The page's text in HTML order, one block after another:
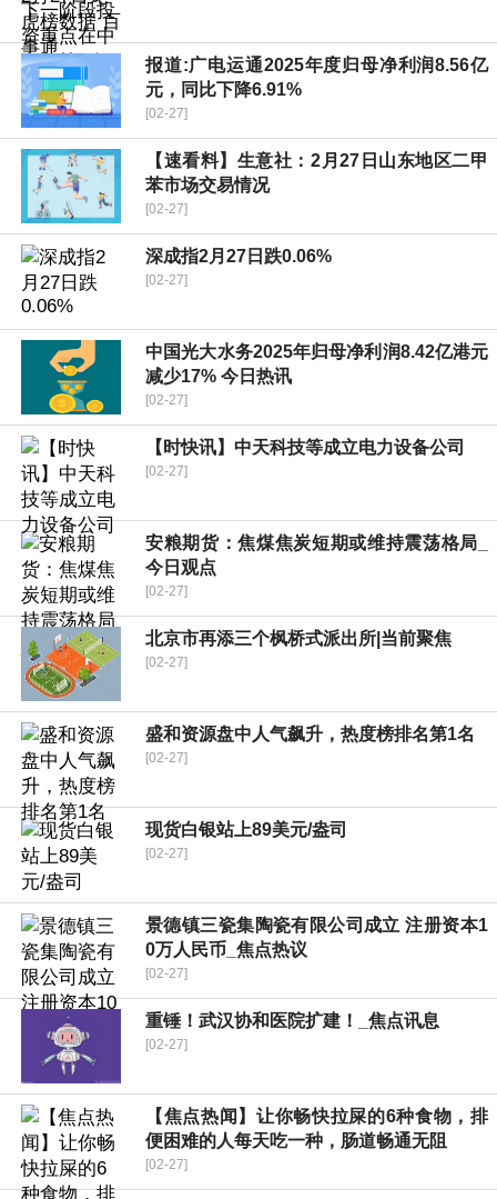
报道:广电运通2025年度归母净利润8.56亿
元，同比下降6.91%
[02-27]
【速看料】生意社：2月27日山东地区二甲
苯市场交易情况
[02-27]
深成指2月27日跌0.06%
[02-27]
中国光大水务2025年归母净利润8.42亿港元
减少17% 今日热讯
[02-27]
【时快讯】中天科技等成立电力设备公司
[02-27]
安粮期货：焦煤焦炭短期或维持震荡格局_
今日观点
[02-27]
北京市再添三个枫桥式派出所|当前聚焦
[02-27]
盛和资源盘中人气飙升，热度榜排名第1名
[02-27]
现货白银站上89美元/盎司
[02-27]
景德镇三瓷集陶瓷有限公司成立 注册资本1
0万人民币_焦点热议
[02-27]
重锤！武汉协和医院扩建！_焦点讯息
[02-27]
【焦点热闻】让你畅快拉屎的6种食物，排
便困难的人每天吃一种，肠道畅通无阻
[02-27]